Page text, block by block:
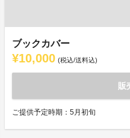
ブックカバー
¥10,000 (税込/送料込)
販
ご提供予定時期：5月初旬